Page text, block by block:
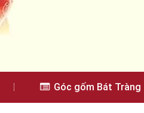
Góc gốm Bát Tràng